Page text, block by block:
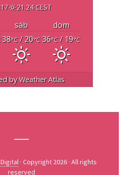
21:24 CEST
sáb
dom
38°C/ 20°C 36°C/ 19°C
byWeather Atlas
· Copyright 2026 · All rights
reserved